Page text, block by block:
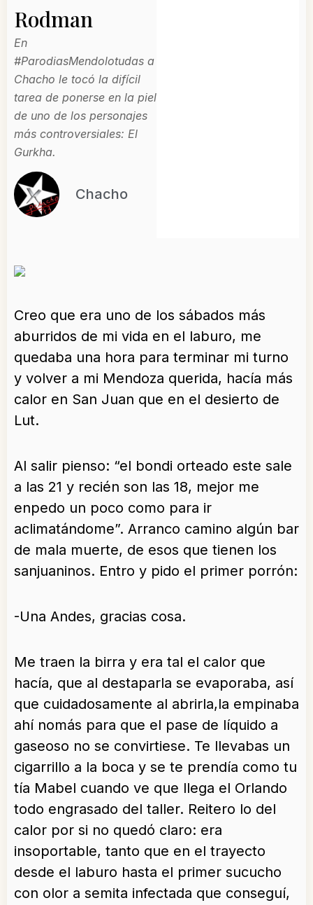
Rodman
En
#ParodiasMendolotudas a
Chacho le tocó la difícil
tarea de ponerse en la piel
de uno de los personajes
más controversiales: El
Gurkha.
Chacho
Creo que era uno de los sábados más
aburridos de mi vida en el laburo, me
quedaba una hora para terminar mi turno
y volver a mi Mendoza querida, hacía más
calor en San Juan que en el desierto de
Lut.
Al salir pienso: “el bondi orteado este sale
a las 21 y recién son las 18, mejor me
enpedo un poco como para ir
aclimatándome”. Arranco camino algún bar
de mala muerte, de esos que tienen los
sanjuaninos. Entro y pido el primer porrón:
-Una Andes, gracias cosa.
Me traen la birra y era tal el calor que
hacía, que al destaparla se evaporaba, así
que cuidadosamente al abrirla,la empinaba
ahí nomás para que el pase de líquido a
gaseoso no se convirtiese. Te llevabas un
cigarrillo a la boca y se te prendía como tu
tía Mabel cuando ve que llega el Orlando
todo engrasado del taller. Reitero lo del
calor por si no quedó claro: era
insoportable, tanto que en el trayecto
desde el laburo hasta el primer sucucho
con olor a semita infectada que conseguí,